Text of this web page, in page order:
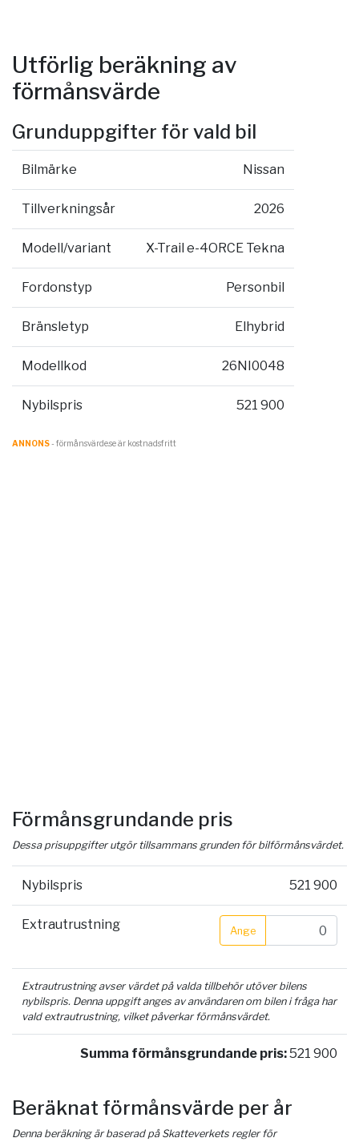
Utförlig beräkning av
förmånsvärde
Grunduppgifter för vald bil
Bilmärke Nissan
Tillverkningsår 2026
Modell/variant X-Trail e-4ORCE Tekna
Fordonstyp Personbil
Bränsletyp Elhybrid
Modellkod 26NI0048
Nybilspris 521 900
ANNONS- förmånsvärde.se är kostnadsfritt
Förmånsgrundande pris
Dessa prisuppgifter utgör tillsammans grunden för bilförmånsvärdet.
Nybilspris 521 900
Extrautrustning Ange
Extrautrustning avser värdet på valda tillbehör utöver bilens
nybilspris. Denna uppgift anges av användaren om bilen i fråga har
vald extrautrustning, vilket påverkar förmånsvärdet.
Summa förmånsgrundande pris:521 900
Beräknat förmånsvärde per år
Denna beräkning är baserad på Skatteverkets regler för